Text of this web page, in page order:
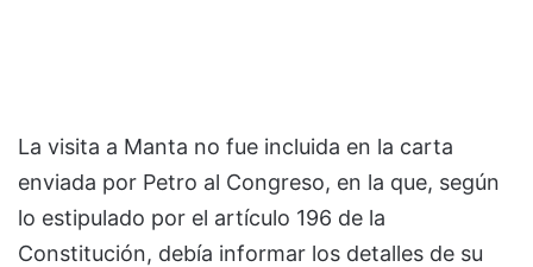
La visita a Manta no fue incluida en la carta
enviada por Petro al Congreso, en la que, según
lo estipulado por el artículo 196 de la
Constitución, debía informar los detalles de su